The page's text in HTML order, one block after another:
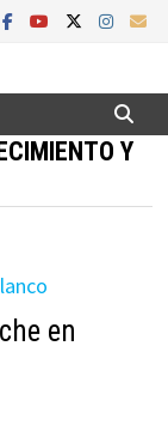
Y
en